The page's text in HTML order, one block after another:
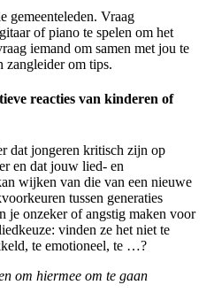
gemeenteleden. Vraag
of piano te spelen om het
iemand om samen met jou te
zangleider om tips.
reacties van kinderen of
dat jongeren kritisch zijn op
en dat jouw lied- en
wijken van die van een nieuwe
tussen generaties
je onzeker of angstig maken voor
vinden ze het niet te
te emotioneel, te …?
om hiermee om te gaan